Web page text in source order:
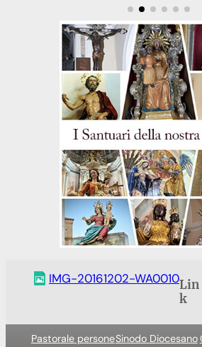
IMG-20161202-WA0010Lin
k
Pastorale personeSinodo Diocesano